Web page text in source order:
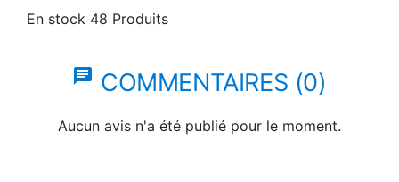
En stock 48 Produits
chat COMMENTAIRES (0)
Aucun avis n'a été publié pour le moment.